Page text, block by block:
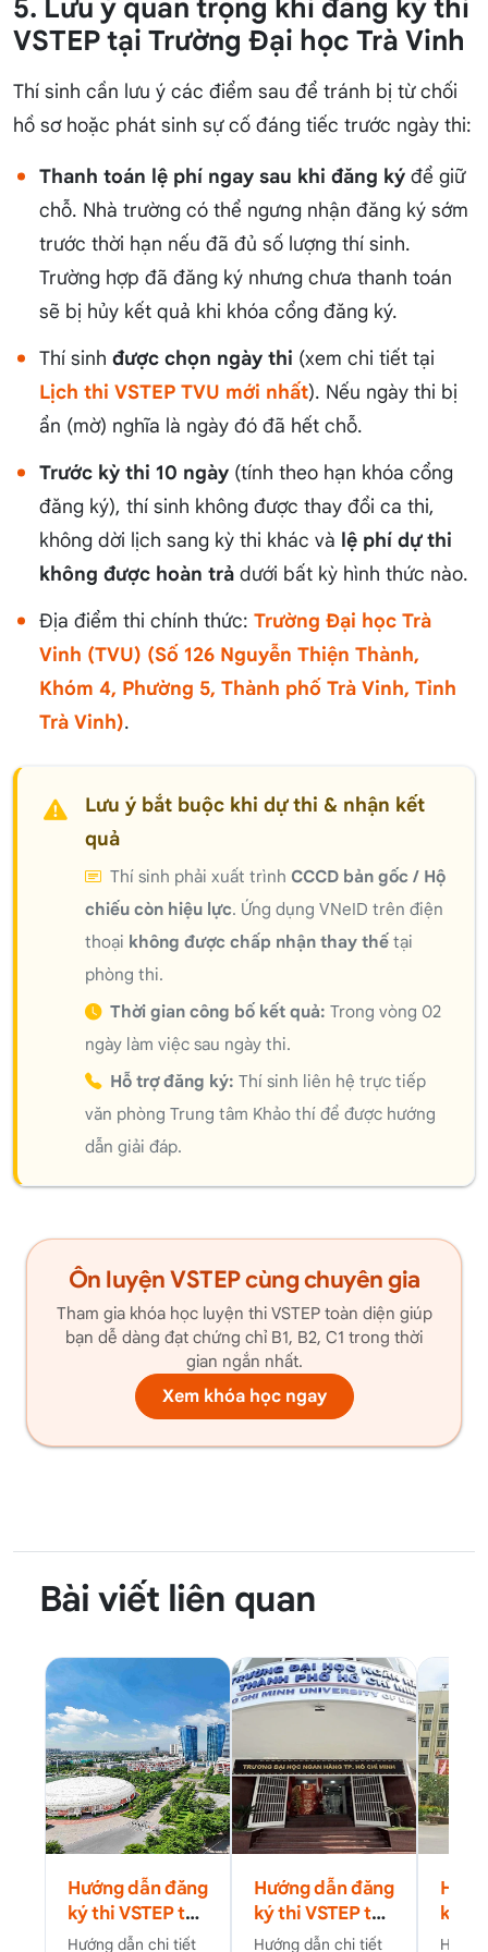
5. Lưu ý quan trọng khi đăng ký thi
VSTEP tại Trường Đại học Trà Vinh
Thí sinh cần lưu ý các điểm sau để tránh bị từ chối
hồ sơ hoặc phát sinh sự cố đáng tiếc trước ngày thi:
Thanh toán lệ phí ngay sau khi đăng ký để giữ
chỗ. Nhà trường có thể ngưng nhận đăng ký sớm
trước thời hạn nếu đã đủ số lượng thí sinh.
Trường hợp đã đăng ký nhưng chưa thanh toán
sẽ bị hủy kết quả khi khóa cổng đăng ký.
Thí sinh được chọn ngày thi (xem chi tiết tại
Lịch thi VSTEP TVU mới nhất). Nếu ngày thi bị
ẩn (mờ) nghĩa là ngày đó đã hết chỗ.
Trước kỳ thi 10 ngày (tính theo hạn khóa cổng
đăng ký), thí sinh không được thay đổi ca thi,
không dời lịch sang kỳ thi khác và lệ phí dự thi
không được hoàn trả dưới bất kỳ hình thức nào.
Địa điểm thi chính thức: Trường Đại học Trà
Vinh (TVU) (Số 126 Nguyễn Thiện Thành,
Khóm 4, Phường 5, Thành phố Trà Vinh, Tỉnh
Trà Vinh).
Lưu ý bắt buộc khi dự thi & nhận kết
quả
Thí sinh phải xuất trình CCCD bản gốc / Hộ
chiếu còn hiệu lực. Ứng dụng VNeID trên điện
thoại không được chấp nhận thay thế tại
phòng thi.
Thời gian công bố kết quả: Trong vòng 02
ngày làm việc sau ngày thi.
Hỗ trợ đăng ký: Thí sinh liên hệ trực tiếp
văn phòng Trung tâm Khảo thí để được hướng
dẫn giải đáp.
Ôn luyện VSTEP cùng chuyên gia
Tham gia khóa học luyện thi VSTEP toàn diện giúp
bạn dễ dàng đạt chứng chỉ B1, B2, C1 trong thời
gian ngắn nhất.
Xem khóa học ngay
Bài viết liên quan
Hướng dẫn đăng
ký thi VSTEP tại
Trường Đại học
Hướng dẫn chi tiết
Hướng dẫn đăng
ký thi VSTEP tại
Trường Đại học
Hướng dẫn chi tiết
ký